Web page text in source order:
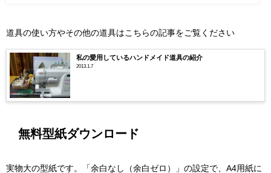
道具の使い方やその他の道具はこちらの記事をご覧ください
私の愛用しているハンドメイド道具の紹介
2013.1.7
無料型紙ダウンロード
実物大の型紙です。「余白なし（余白ゼロ）」の設定で、A4用紙に